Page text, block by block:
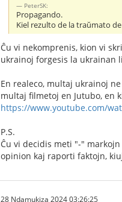
PeterSK:
Propagando.
Kiel rezulto de la traŭmato
Ĉu vi nekomprenis, kion vi
ukrainoj forgesis la ukrainan
En realeco, multaj ukrainoj
multaj filmetoj en Jutubo, en
https://www.youtube.com/
P.S.
Ĉu vi decidis meti "-"
opinion kaj raporti faktojn,
28 Ndamukiza 2024 03:26:25